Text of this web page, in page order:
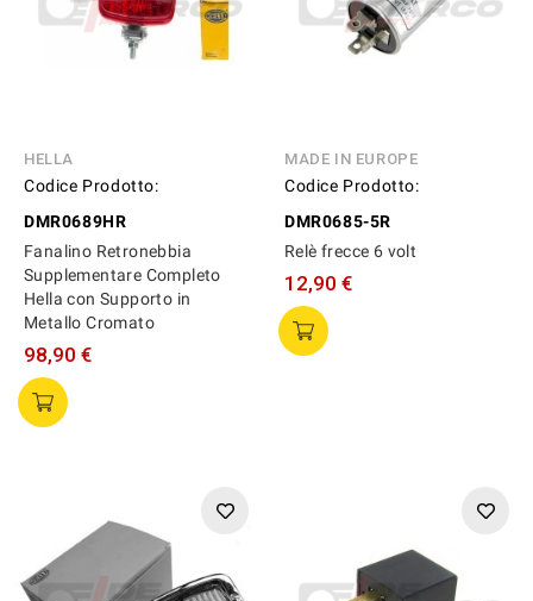
HELLA
Codice Prodotto:
DMR0689HR
Fanalino Retronebbia
Supplementare Completo
Hella con Supporto in
Metallo Cromato
98,90 €
MADE IN EUROPE
Codice Prodotto:
DMR0685-5R
Relè frecce 6 volt
12,90 €